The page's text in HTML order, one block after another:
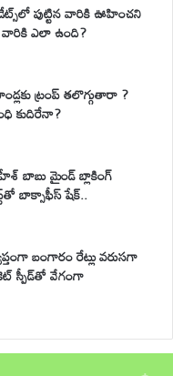
పుట్టిన వారికి ఊహించని
ఎలా ఉంది?
ట్రంప్ తలొగ్గుతారా ?
కుదిరేనా?
బాబు మైండ్ బ్లాకింగ్
బాక్సాఫీస్ షేక్..
బంగారం రేట్లు వరుసగా
స్పీడ్‌తో వేగంగా